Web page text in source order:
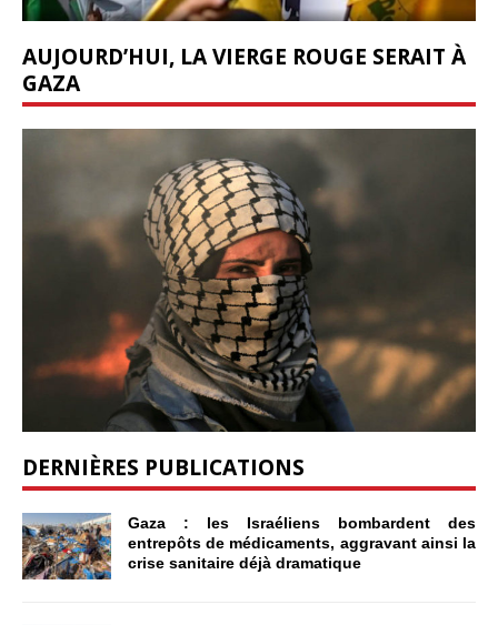
AUJOURD’HUI, LA VIERGE ROUGE SERAIT À
GAZA
DERNIÈRES PUBLICATIONS
Gaza : les Israéliens bombardent des
entrepôts de médicaments, aggravant ainsi la
crise sanitaire déjà dramatique